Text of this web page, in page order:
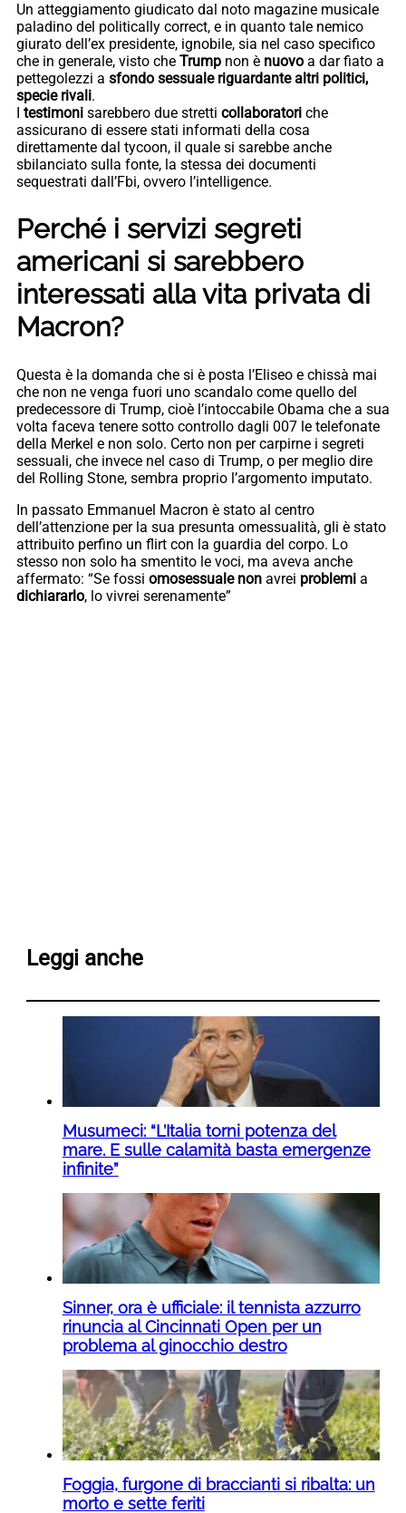
Un atteggiamento giudicato dal noto magazine musicale
paladino del politically correct, e in quanto tale nemico
giurato dell’ex presidente, ignobile, sia nel caso specifico
che in generale, visto che Trump non è nuovo a dar fiato a
pettegolezzi a sfondo sessuale riguardante altri politici,
specie rivali.
testimoni sarebbero due stretti collaboratori che
assicurano di essere stati informati della cosa
direttamente dal tycoon, il quale si sarebbe anche
sbilanciato sulla fonte, la stessa dei documenti
sequestrati dall’Fbi, ovvero l’intelligence.
Perché i servizi segreti
americani si sarebbero
interessati alla vita privata di
Macron?
Questa è la domanda che si è posta l’Eliseo e chissà mai
che non ne venga fuori uno scandalo come quello del
predecessore di Trump, cioè l’intoccabile Obama che a sua
volta faceva tenere sotto controllo dagli 007 le telefonate
della Merkel e non solo. Certo non per carpirne i segreti
sessuali, che invece nel caso di Trump, o per meglio dire
del Rolling Stone, sembra proprio l’argomento imputato.
In passato Emmanuel Macron è stato al centro
dell’attenzione per la sua presunta omessualità, gli è stato
attribuito perfino un flirt con la guardia del corpo. Lo
stesso non solo ha smentito le voci, ma aveva anche
affermato: “Se fossi omosessuale non avrei problemi a
dichiararlo, lo vivrei serenamente”
Leggi anche
Musumeci: “L’Italia torni potenza del
mare. E sulle calamità basta emergenze
infinite”
Sinner, ora è ufficiale: il tennista azzurro
rinuncia al Cincinnati Open per un
problema al ginocchio destro
Foggia, furgone di braccianti si ribalta: un
morto e sette feriti